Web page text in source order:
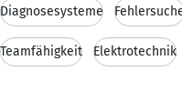
Diagnosesysteme
Teamfähigkeit Elektrotechnik